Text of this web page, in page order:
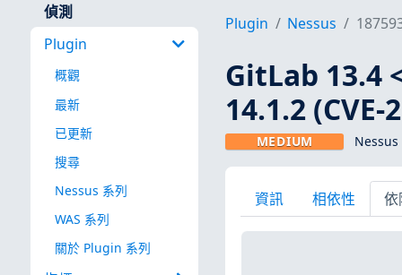
偵測
Plugin
概觀
最新
已更新
搜尋
Nessus 系列
WAS 系列
關於 Plugin 系列
Plugin Nessus
GitLab 13.4
14.1.2 (CVE-
MEDIUM
資訊 相依性 依